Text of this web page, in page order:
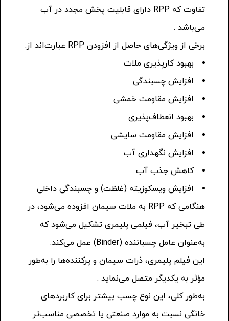
تفاوت که RPP دارای قابلیت پخش مجدد در آب
می‌باشد .
برخی از ویژگی‌های حاصل از افزودن RPP عبارت‌اند از:
بهبود کارپذیری ملات
افزایش چسبندگی
افزایش مقاومت خمشی
بهبود انعطاف‌پذیری
افزایش مقاومت سایشی
افزایش نگهداری آب
کاهش جذب آب
افزایش ویسکوزیته (غلظت) و چسبندگی داخلی
هنگامی که RPP به ملات سیمان افزوده می‌شود، در
طی تبخیر آب، فیلمی پلیمری تشکیل می‌شود که
به‌عنوان عامل چسباننده (Binder) عمل می‌کند.
این فیلم پلیمری، ذرات سیمان و پرکننده‌ها را به‌طور
مؤثر به یکدیگر متصل می‌نماید .
به‌طور کلی، این نوع چسب بیشتر برای کاربردهای
خانگی نسبت به موارد صنعتی یا تخصصی مناسب‌تر